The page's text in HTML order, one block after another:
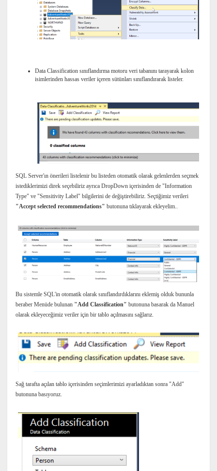
Data Classification sınıflandırma motoru veri tabanını tarayarak kolon
isimlerinden hassas veriler içeren sütünları sınıflandırarak listeler.
SQL Server'ın önerileri listelenir bu listeden otomatik olarak gelenlerden seçmek
istediklerimizi direk seçebiliriz ayrıca DropDown içerisinden de "Information
Type" ve "Sensitivity Label" bilgilerini de değiştirebiliriz. Seçtiğimiz verileri
"Accept selected recommendations" butonuna tıklayarak ekleyelim..
Bu sistemle SQL'in otomatik olarak sınıflandırdıklarını eklemiş olduk bununla
beraber Menüde bulunan "Add Classification" butonuna basarak da Manuel
olarak ekleyeceğimiz veriler için bir tablo açılmasını sağlarız.
Sağ tarafta açılan tablo içerisinden seçimlerimizi ayarladıktan sonra "Add"
butonuna basıyoruz.